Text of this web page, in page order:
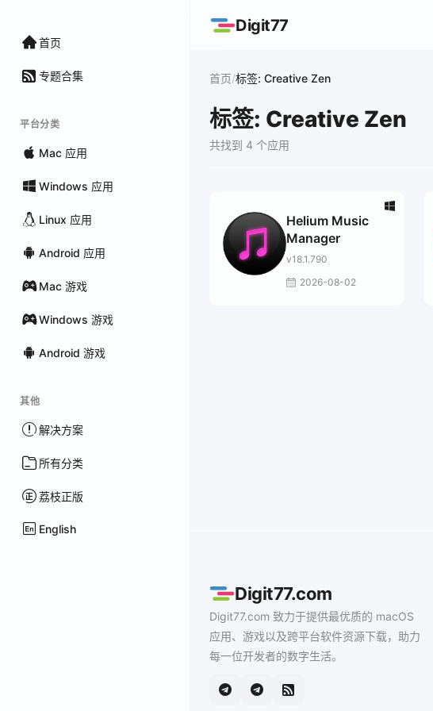
首页
专题合集
平台分类
Mac 应用
Windows 应用
Linux 应用
Android 应用
Mac 游戏
Windows 游戏
Android 游戏
其他
解决方案
所有分类
荔枝正版
English
Digit77
首页/标签: Creative Zen
标签: Creative Zen
共找到 4 个应用
Helium Music
Manager
v18.1.790
2026-08-02
Digit77.com
Digit77.com 致力于提供最优质的 macOS
应用、游戏以及跨平台软件资源下载，助力
每一位开发者的数字生活。